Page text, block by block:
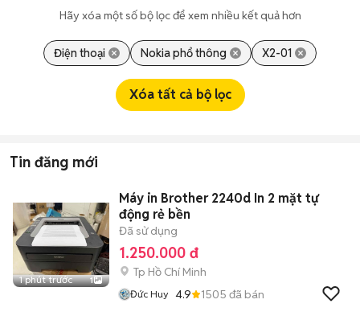
Hãy xóa một số bộ lọc để xem nhiều kết quả hơn
Điện thoại Nokia phổ thông X2-01
Xóa tất cả bộ lọc
Tin đăng mới
1 phút trước 1
Máy in Brother 2240d In 2 mặt tự
động rẻ bền
Đã sử dụng
1.250.000 đ
Tp Hồ Chí Minh
Đức Huy 4.9 1505 đã bán